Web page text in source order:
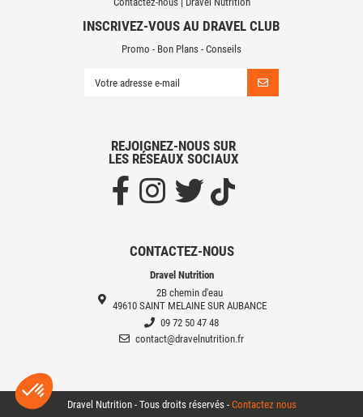
CONTACTEZ-NOUS
Dravel Nutrition
2B chemin d'eau
49610 SAINT MELAINE SUR AUBANCE
09 72 50 47 48
contact@dravelnutrition.fr
INSCRIVEZ-VOUS AU DRAVEL CLUB
Promo - Bon Plans - Conseils
REJOIGNEZ-NOUS SUR
LES RÉSEAUX SOCIAUX
Dravel Nutrition - Tous droits réservés - Contactez nous